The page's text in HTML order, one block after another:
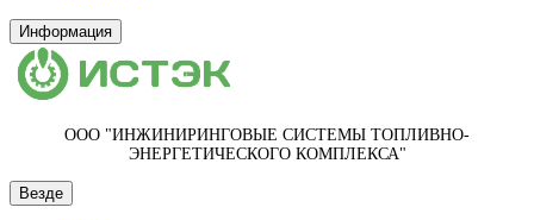
Информация
ООО "ИНЖИНИРИНГОВЫЕ СИСТЕМЫ ТОПЛИВНО-
ЭНЕРГЕТИЧЕСКОГО КОМПЛЕКСА"
Везде